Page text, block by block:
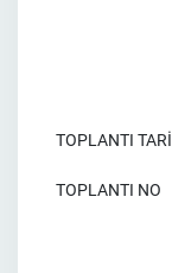
TOPLANTI
TOPLANTI NO